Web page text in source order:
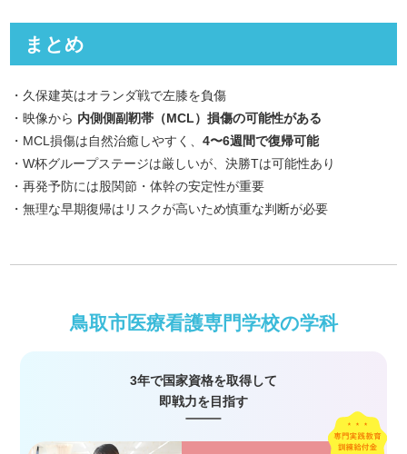
まとめ
・久保建英はオランダ戦で左膝を負傷
・映像から 内側側副靭帯（MCL）損傷の可能性がある
・MCL損傷は自然治癒しやすく、4〜6週間で復帰可能
・W杯グループステージは厳しいが、決勝Tは可能性あり
・再発予防には股関節・体幹の安定性が重要
・無理な早期復帰はリスクが高いため慎重な判断が必要
鳥取市医療看護専門学校の学科
3年で国家資格を取得して
即戦力を目指す